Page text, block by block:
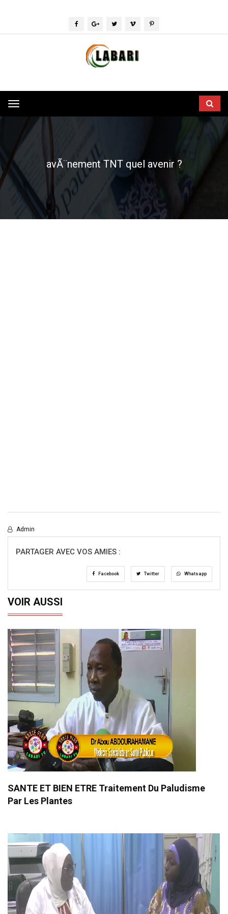
Toggle
navigation
avÃ¨nement TNT quel avenir ?
Admin
PARTAGER AVEC VOS AMIES :
Facebook Twitter Whatsapp
VOIR AUSSI
SANTE ET BIEN ETRE Traitement Du Paludisme
Par Les Plantes